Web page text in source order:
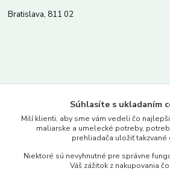
Bratislava, 811 02
www.merkantil.sk
Pondelok-Piatok: 9.00-17.00hod.
Súhlasíte s ukladaním
Milí klienti, aby sme vám vedeli čo
maliarske a umelecké potreby,
prehliadača uložiť takzvané
Niektoré sú nevyhnutné pre správne
Váš zážitok z nakupovania